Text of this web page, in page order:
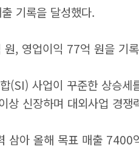
기록을 달성했다.
, 영업이익 77억 원을
(SI) 사업이 꾸준한 상승
신장하며 대외사업 경쟁
삼아 올해 목표 매출